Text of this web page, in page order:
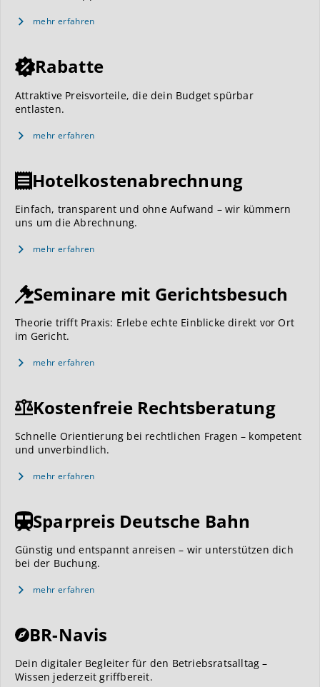
mehr erfahren
Rabatte
Attraktive Preisvorteile, die dein Budget spürbar
entlasten.
mehr erfahren
Hotelkostenabrechnung
Einfach, transparent und ohne Aufwand – wir kümmern
uns um die Abrechnung.
mehr erfahren
Seminare mit Gerichtsbesuch
Theorie trifft Praxis: Erlebe echte Einblicke direkt vor Ort
im Gericht.
mehr erfahren
Kostenfreie Rechtsberatung
Schnelle Orientierung bei rechtlichen Fragen – kompetent
und unverbindlich.
mehr erfahren
Sparpreis Deutsche Bahn
Günstig und entspannt anreisen – wir unterstützen dich
bei der Buchung.
mehr erfahren
BR-Navis
Dein digitaler Begleiter für den Betriebsratsalltag –
Wissen jederzeit griffbereit.